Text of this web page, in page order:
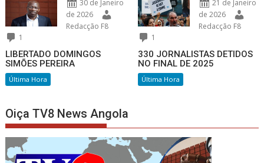
30 de Janeiro
de 2026
Redacção F8
1
LIBERTADO DOMINGOS
SIMÕES PEREIRA
Última Hora
21 de Janeiro
de 2026
Redacção F8
1
330 JORNALISTAS DETIDOS
NO FINAL DE 2025
Última Hora
Oiça TV8 News Angola